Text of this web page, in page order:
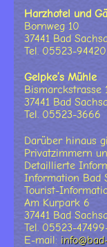
Harzhotel und
Bornweg 10
37441 Bad Sachsa
Tel. 05523-94420
Gelpke’s Mühle
Bismarckstrasse
37441 Bad Sachsa
Tel. 05523-3666
Darüber hinaus
Privatzimmern
Detaillierte
Information Bad
Tourist-
Am Kurpark 6
37441 Bad Sachsa
Tel. 05523-
E-mail: